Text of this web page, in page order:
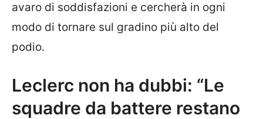
avaro di soddisfazioni e cercherà in ogni
modo di tornare sul gradino più alto del
podio.
Leclerc non ha dubbi: “Le
squadre da battere restano